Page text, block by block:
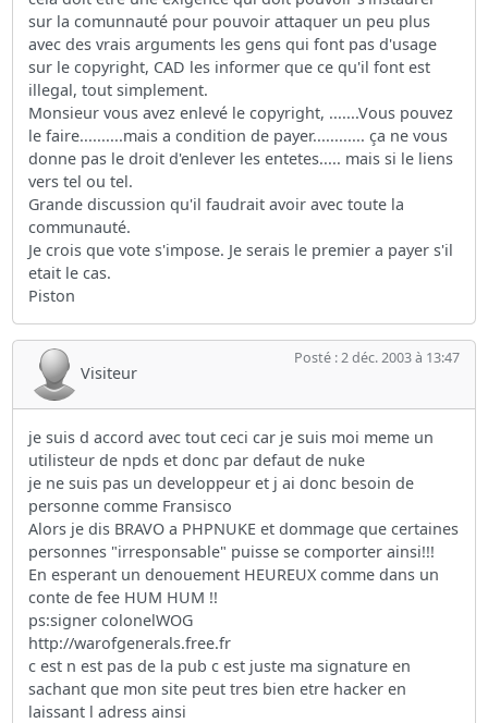
sur la comunnauté pour pouvoir attaquer un peu plus
avec des vrais arguments les gens qui font pas d'usage
sur le copyright, CAD les informer que ce qu'il font est
illegal, tout simplement.
Monsieur vous avez enlevé le copyright, .......Vous pouvez
le faire..........mais a condition de payer............ ça ne vous
donne pas le droit d'enlever les entetes..... mais si le liens
vers tel ou tel.
Grande discussion qu'il faudrait avoir avec toute la
communauté.
Je crois que vote s'impose. Je serais le premier a payer s'il
etait le cas.
Piston
Visiteur
Posté : 2 déc. 2003 à 13:47
je suis d accord avec tout ceci car je suis moi meme un
utilisteur de npds et donc par defaut de nuke
je ne suis pas un developpeur et j ai donc besoin de
personne comme Fransisco
Alors je dis BRAVO a PHPNUKE et dommage que certaines
personnes "irresponsable" puisse se comporter ainsi!!!
En esperant un denouement HEUREUX comme dans un
conte de fee HUM HUM !!
ps:signer colonelWOG
http://warofgenerals.free.fr
c est n est pas de la pub c est juste ma signature en
sachant que mon site peut tres bien etre hacker en
laissant l adress ainsi